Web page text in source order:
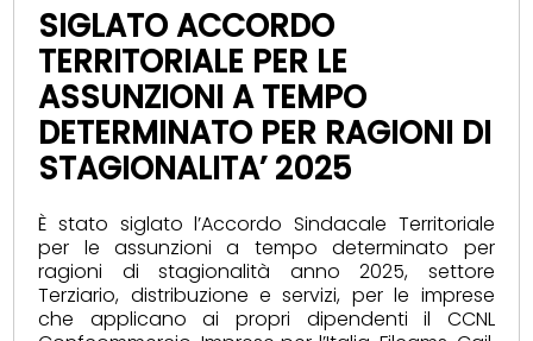
SIGLATO ACCORDO
TERRITORIALE PER LE
ASSUNZIONI A TEMPO
DETERMINATO PER RAGIONI DI
STAGIONALITA’ 2025
È stato siglato l’Accordo Sindacale Territoriale
per le assunzioni a tempo determinato per
ragioni di stagionalità anno 2025, settore
Terziario, distribuzione e servizi, per le imprese
che applicano ai propri dipendenti il CCNL